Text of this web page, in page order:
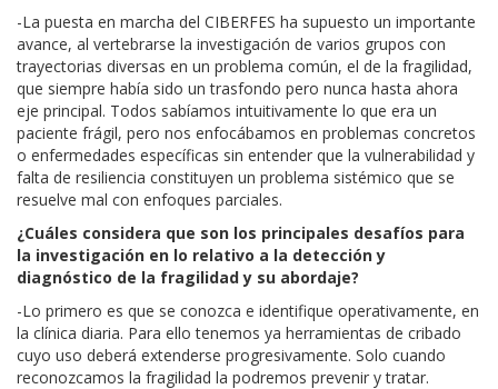
-La puesta en marcha del CIBERFES ha supuesto un importante
avance, al vertebrarse la investigación de varios grupos con
trayectorias diversas en un problema común, el de la fragilidad,
que siempre había sido un trasfondo pero nunca hasta ahora
eje principal. Todos sabíamos intuitivamente lo que era un
paciente frágil, pero nos enfocábamos en problemas concretos
o enfermedades específicas sin entender que la vulnerabilidad y
falta de resiliencia constituyen un problema sistémico que se
resuelve mal con enfoques parciales.
¿Cuáles considera que son los principales desafíos para
la investigación en lo relativo a la detección y
diagnóstico de la fragilidad y su abordaje?
-Lo primero es que se conozca e identifique operativamente, en
la clínica diaria. Para ello tenemos ya herramientas de cribado
cuyo uso deberá extenderse progresivamente. Solo cuando
reconozcamos la fragilidad la podremos prevenir y tratar.